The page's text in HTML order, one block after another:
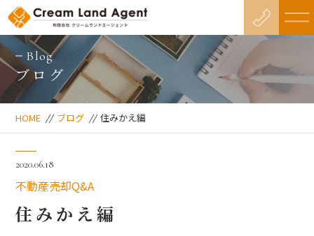
Blog
ブログ
HOME // ブログ // 住みかえ編
2020.06.18
不動産売却Q&A
住みかえ編